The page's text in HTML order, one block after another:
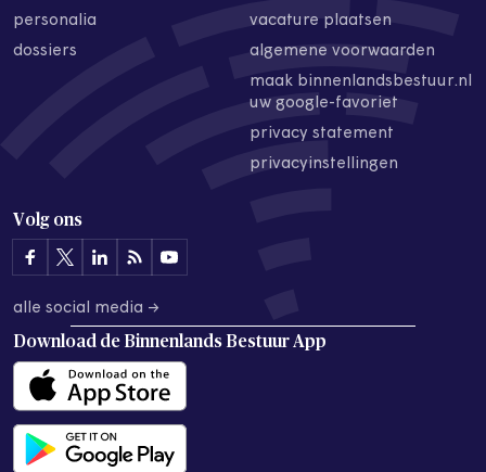
personalia
dossiers
vacature plaatsen
algemene voorwaarden
maak binnenlandsbestuur.nl
uw google-favoriet
privacy statement
privacyinstellingen
Volg ons
alle social media →
Download de Binnenlands Bestuur App